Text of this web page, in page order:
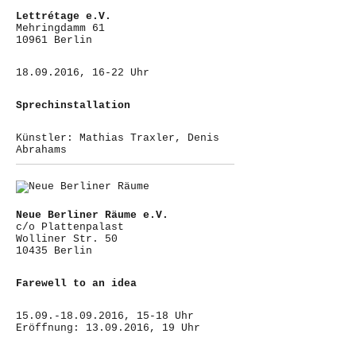
Lettrétage e.V.
Mehringdamm 61
10961 Berlin
18.09.2016, 16-22 Uhr
Sprechinstallation
Künstler: Mathias Traxler, Denis
Abrahams
Neue Berliner Räume e.V.
c/o Plattenpalast
Wolliner Str. 50
10435 Berlin
Farewell to an idea
15.09.-18.09.2016, 15-18 Uhr
Eröffnung: 13.09.2016, 19 Uhr